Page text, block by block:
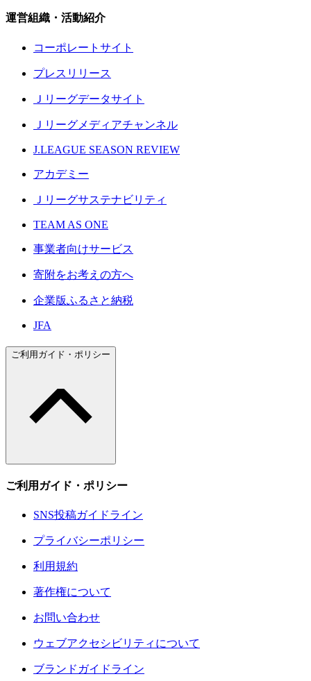
運営組織・活動紹介
コーポレートサイト
プレスリリース
Ｊリーグデータサイト
Ｊリーグメディアチャンネル
J.LEAGUE SEASON REVIEW
アカデミー
Ｊリーグサステナビリティ
TEAM AS ONE
事業者向けサービス
寄附をお考えの方へ
企業版ふるさと納税
JFA
ご利用ガイド・ポリシー
ご利用ガイド・ポリシー
SNS投稿ガイドライン
プライバシーポリシー
利用規約
著作権について
お問い合わせ
ウェブアクセシビリティについて
ブランドガイドライン